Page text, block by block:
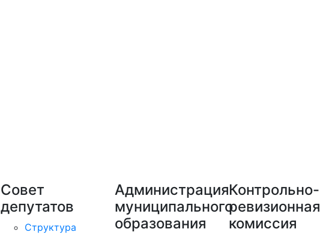
Совет
депутатов
Структура
Администрация
муниципального
образования
Контрольно-
ревизионная
комиссия